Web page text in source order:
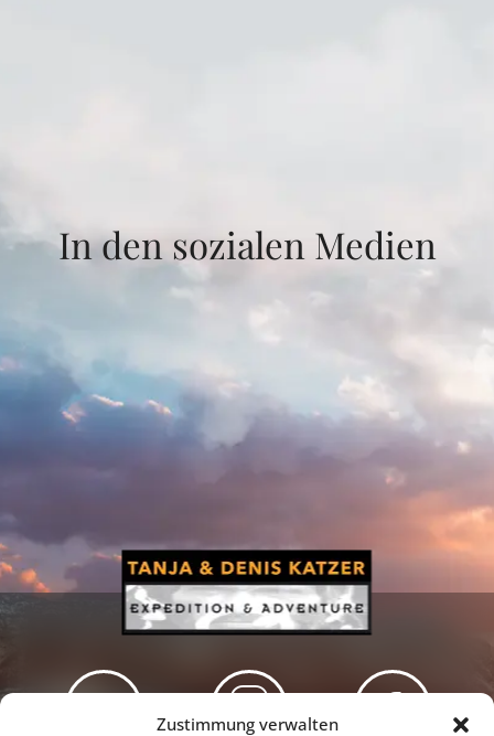
Zustimmung verwalten
In den sozialen Medien